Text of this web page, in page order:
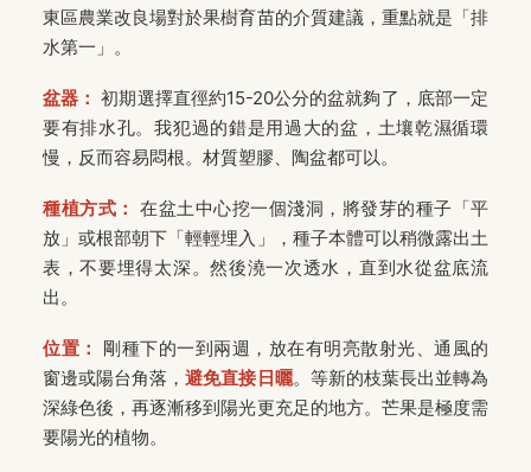
東區農業改良場對於果樹育苗的介質建議，重點就是「排
水第一」。
盆器： 初期選擇直徑約15-20公分的盆就夠了，底部一定
要有排水孔。我犯過的錯是用過大的盆，土壤乾濕循環
慢，反而容易悶根。材質塑膠、陶盆都可以。
種植方式： 在盆土中心挖一個淺洞，將發芽的種子「平
放」或根部朝下「輕輕埋入」，種子本體可以稍微露出土
表，不要埋得太深。然後澆一次透水，直到水從盆底流
出。
位置：
剛種下的一到兩週，放在有明亮散射光、通風的
窗邊或陽台角落，避免直接日曬。等新的枝葉長出並轉為
深綠色後，再逐漸移到陽光更充足的地方。芒果是極度需
要陽光的植物。